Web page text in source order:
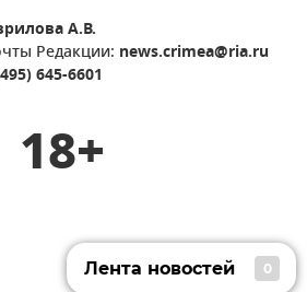
А.В.
Редакции: news.crimea@ria.ru
645-6601
18+
Лента новостей 0